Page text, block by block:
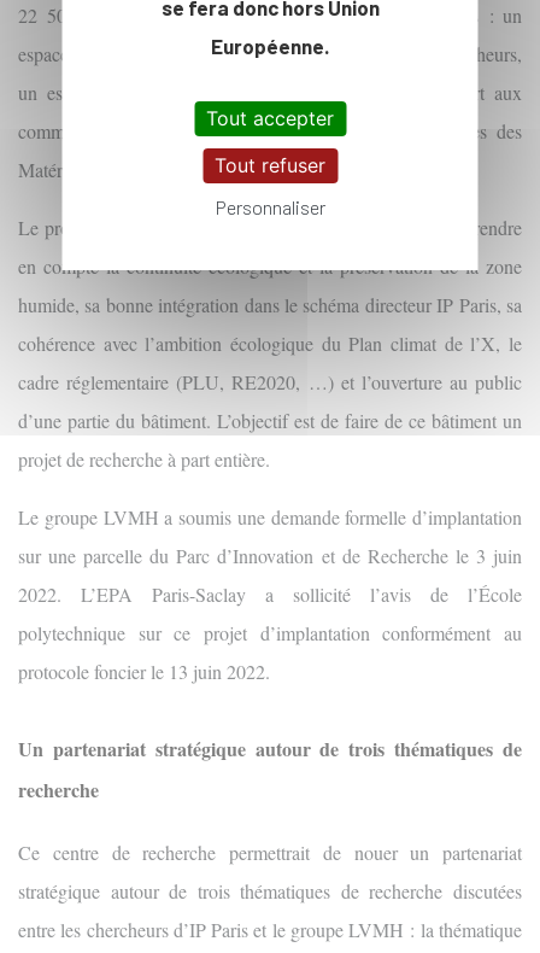
22 500 m² à horizon 2026, regroupant trois espaces clés : un
espace dédié à la recherche interdisciplinaire avec 300 chercheurs,
un espace de prototypage et un espace de partage ouvert aux
communautés du Plateau de Saclay dédiés aux domaines des
Matériaux, de la Data et des Sciences du Vivant.
Le projet a été l’objet de discussions très ouvertes afin de prendre
en compte la continuité écologique et la préservation de la zone
humide, sa bonne intégration dans le schéma directeur IP Paris, sa
cohérence avec l’ambition écologique du Plan climat de l’X, le
cadre réglementaire (PLU, RE2020, …) et l’ouverture au public
d’une partie du bâtiment. L’objectif est de faire de ce bâtiment un
projet de recherche à part entière.
Le groupe LVMH a soumis une demande formelle d’implantation
sur une parcelle du Parc d’Innovation et de Recherche le 3 juin
2022. L’EPA Paris-Saclay a sollicité l’avis de l’École
polytechnique sur ce projet d’implantation conformément au
protocole foncier le 13 juin 2022.
Un partenariat stratégique autour de trois thématiques de
recherche
Ce centre de recherche permettrait de nouer un partenariat
stratégique autour de trois thématiques de recherche discutées
entre les chercheurs d’IP Paris et le groupe LVMH : la thématique
se fera donc hors Union
Européenne.
Tout accepter
Tout refuser
Personnaliser